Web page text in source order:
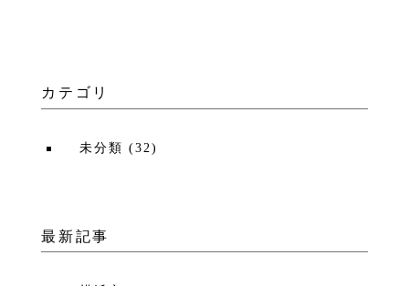
カテゴリ
未分類 (32)
最新記事